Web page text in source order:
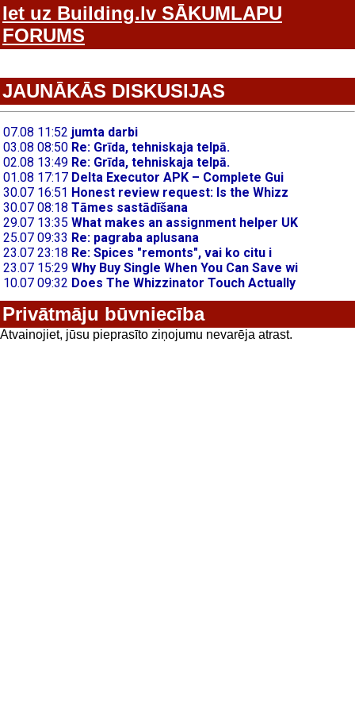
Iet uz Building.lv SĀKUMLAPU
FORUMS
JAUNĀKĀS DISKUSIJAS
Privātmāju būvniecība
Atvainojiet, jūsu pieprasīto ziņojumu nevarēja atrast.